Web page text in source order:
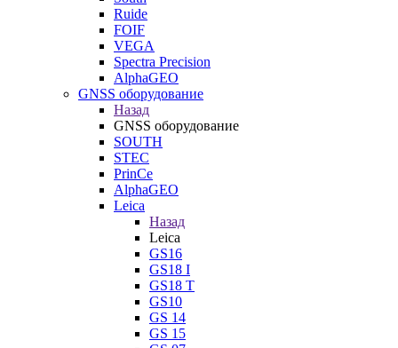
Ruide
FOIF
VEGA
Spectra Precision
AlphaGEO
GNSS оборудование
Назад
GNSS оборудование
SOUTH
STEC
PrinCe
AlphaGEO
Leica
Назад
Leica
GS16
GS18 I
GS18 T
GS10
GS 14
GS 15